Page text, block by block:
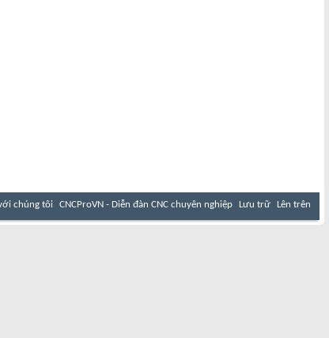
chúng tôi CNCProVN - Diễn đàn CNC chuyên nghiệp Lưu trữ Lên trên